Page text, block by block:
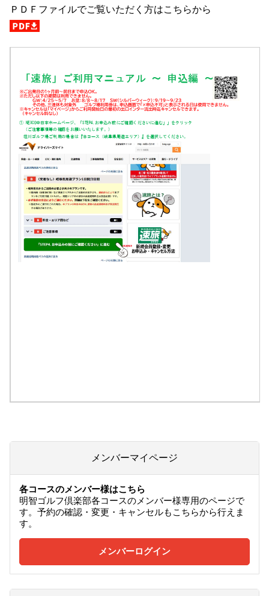
ＰＤＦファイルでご覧いただく方はこちらから
メンバーマイページ
各コースのメンバー様はこちら
明智ゴルフ倶楽部各コースのメンバー様専用のページで
す。予約の確認・変更・キャンセルもこちらから行えま
す。
メンバーログイン